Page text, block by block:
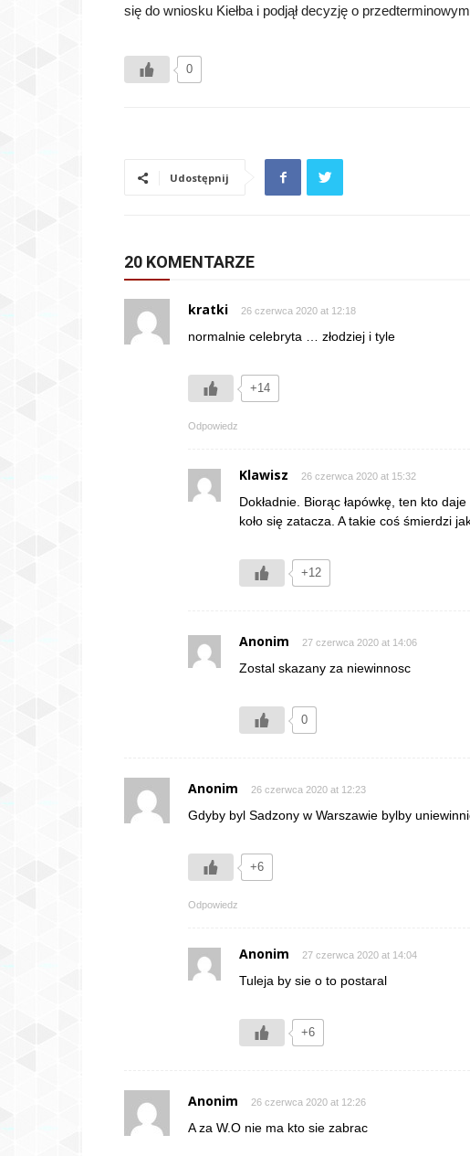
się do wniosku Kiełba i podjął decyzję o
0
Udostępnij
20 KOMENTARZE
kratki 26 czerwca 2020 at 12:18
normalnie celebryta … złodziej i tyle
+14
Odpowiedz
Klawisz 26 czerwca 2020 at 15:32
Dokładnie. Biorąc łapówkę, ten kto
koło się zatacza. A takie coś śmierdzi
+12
Anonim 27 czerwca 2020 at 14:06
Zostal skazany za niewinnosc
0
Anonim 26 czerwca 2020 at 12:23
Gdyby byl Sadzony w Warszawie bylby
+6
Odpowiedz
Anonim 27 czerwca 2020 at 14:04
Tuleja by sie o to postaral
+6
Anonim 26 czerwca 2020 at 12:26
A za W.O nie ma kto sie zabrac